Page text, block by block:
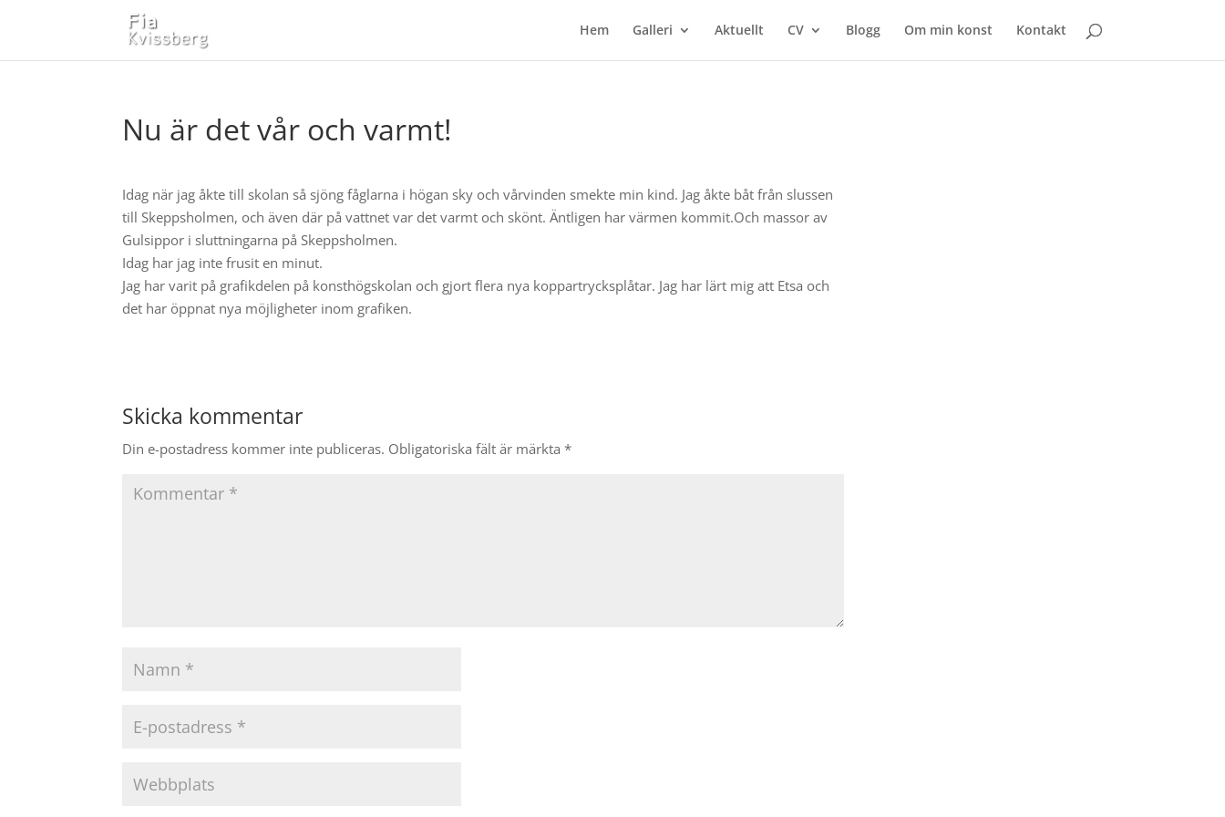
Hem Galleri Aktuellt CV Blogg Om min konst Kontakt
Nu är det vår och varmt!
Idag när jag åkte till skolan så sjöng fåglarna i högan sky och vårvinden smekte min kind. Jag åkte båt från slussen
till Skeppsholmen, och även där på vattnet var det varmt och skönt. Äntligen har värmen kommit.Och massor av
Gulsippor i sluttningarna på Skeppsholmen.
Idag har jag inte frusit en minut.
Jag har varit på grafikdelen på konsthögskolan och gjort flera nya koppartrycksplåtar. Jag har lärt mig att Etsa och
det har öppnat nya möjligheter inom grafiken.
Skicka kommentar
Din e-postadress kommer inte publiceras. Obligatoriska fält är märkta*